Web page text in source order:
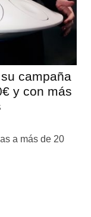
campaña
y con más
a más de 20